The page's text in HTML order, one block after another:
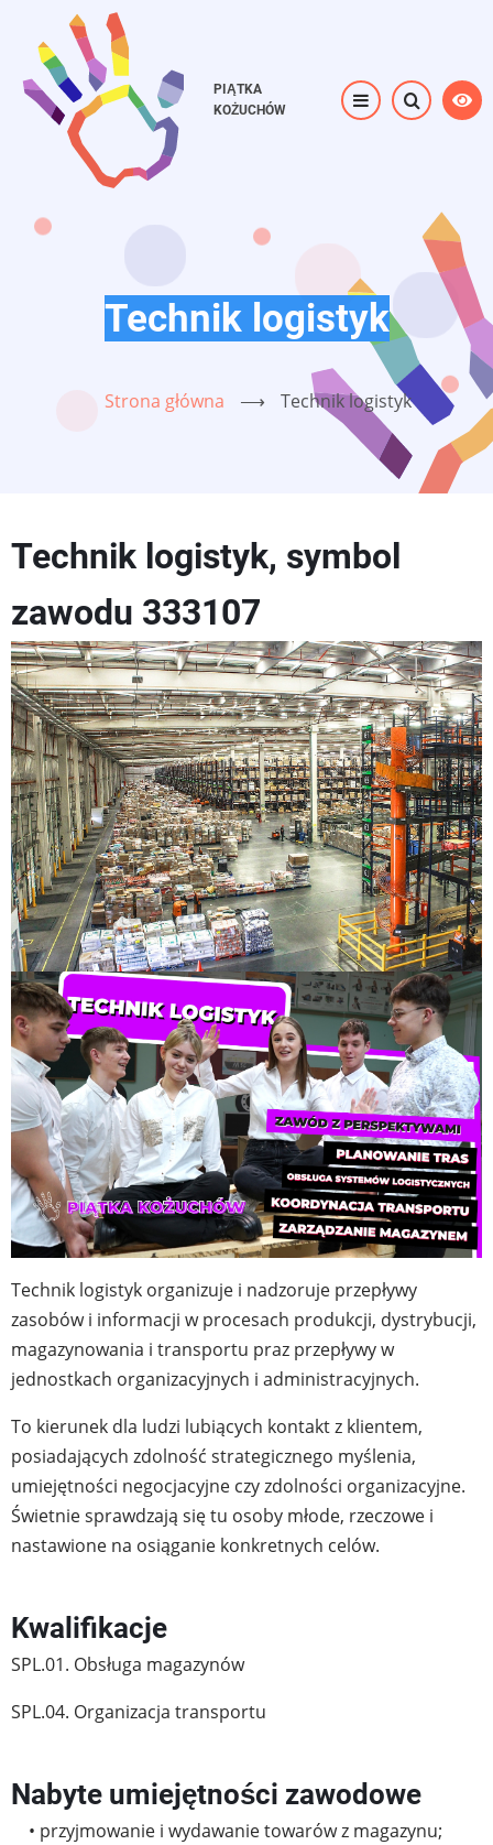
treści
PIĄTKA
KOŻUCHÓW
Technik logistyk
Strona główna ⟶ Technik logistyk
Technik logistyk, symbol
zawodu 333107
Technik logistyk organizuje i nadzoruje przepływy
zasobów i informacji w procesach produkcji, dystrybucji,
magazynowania i transportu praz przepływy w
jednostkach organizacyjnych i administracyjnych.
To kierunek dla ludzi lubiących kontakt z klientem,
posiadających zdolność strategicznego myślenia,
umiejętności negocjacyjne czy zdolności organizacyjne.
Świetnie sprawdzają się tu osoby młode, rzeczowe i
nastawione na osiąganie konkretnych celów.
Kwalifikacje
SPL.01. Obsługa magazynów
SPL.04. Organizacja transportu
Nabyte umiejętności zawodowe
• przyjmowanie i wydawanie towarów z magazynu;